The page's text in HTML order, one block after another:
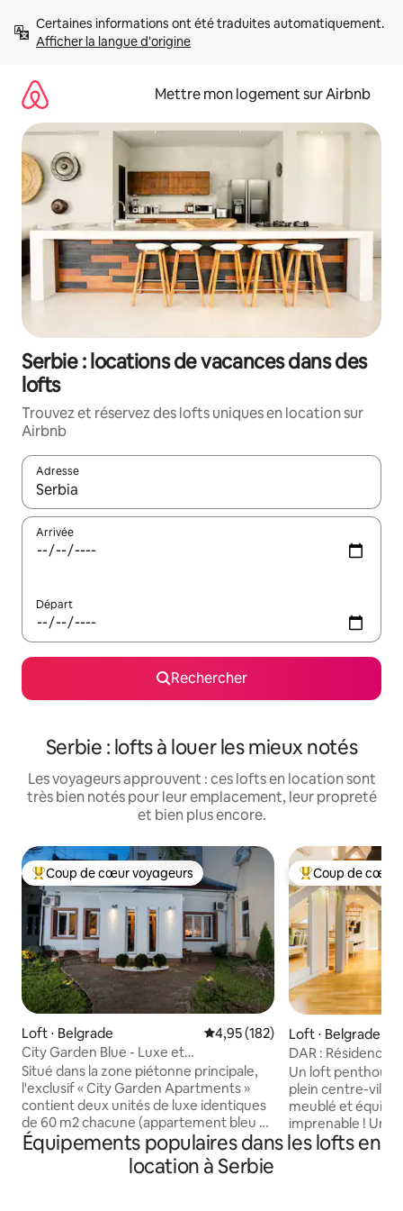
directement
Afficher la langue d'origine
Mettre mon logement sur Airbnb
Serbie : locations de vacances dans des
lofts
Trouvez et réservez des lofts uniques en location sur
Airbnb
Adresse
Lorsque les résultats s'affichent, utilisez les flèches vers le
Arrivée
Départ
Rechercher
Serbie : lofts à louer les mieux notés
Les voyageurs approuvent : ces lofts en location sont
très bien notés pour leur emplacement, leur propreté
et bien plus encore.
Coups de cœur voyageurs les plus appréciés
Coup de cœur voyageurs
Loft ⋅ Belgrade Évaluation moyenne sur la
4,95 (182)
City Garden Blue - Luxe et
emplacement privilégié
Situé dans la zone piétonne principale,
l'exclusif « City Garden Apartments »
contient deux unités de luxe identiques
de 60 m2 chacune (appartement bleu et
vert) avec une combinaison authentique
de design moderne et rétro et un
étonnant jardin clôturé. Lieu calme et
Coups de cœur
Coup de cœur
Loft ⋅ Belgrade
DAR : Résidence
Un loft
plein centre-ville,
meublé et
imprenable ! Une
stationnement
Équipements populaires dans les lofts en
location à Serbie